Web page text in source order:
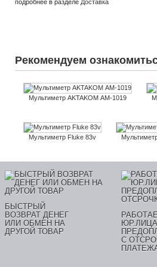
подробнее в разделе Доставка
Рекомендуем
Мультиметр AKTAKOM АМ-1019
Мультиметр Fluke 83v
БЫСТРЫЙ
ВОЗВРАТ ДЕНЕГ
ИЛИ ОБМЕН НА
ДРУГОЙ ТОВАР
С